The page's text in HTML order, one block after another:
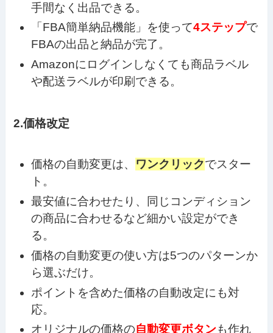
手間なく出品できる。
「FBA簡単納品機能」を使って4ステップで
FBAの出品と納品が完了。
Amazonにログインしなくても商品ラベル
や配送ラベルが印刷できる。
2.価格改定
価格の自動変更は、 ワンクリックでスター
ト。
最安値に合わせたり、同じコンディション
の商品に合わせるなど細かい設定ができ
る。
価格の自動変更の使い方は5つのパターンか
ら選ぶだけ。
ポイントを含めた価格の自動改定にも対
応。
オリジナルの価格の自動変更ボタンも作れ